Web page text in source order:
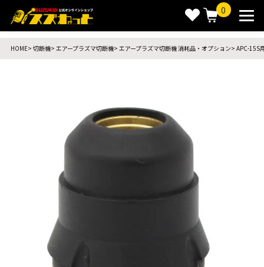
0
HOME 切断機 エアープラズマ切断機 エアープラズマ切断機 消耗品・オプション APC-15S